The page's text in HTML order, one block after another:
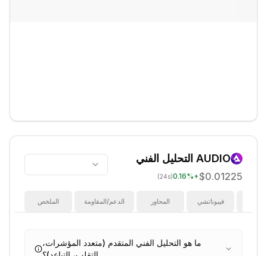
AUDIO التحليل الفني
$0.01225
+
0.16%
(24s)
الملخص الدعم/المقاومة المحاور فيبوناتشي
ما هو التحليل الفني المتقدم (متعدد المؤشرات،